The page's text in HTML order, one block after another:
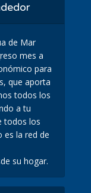
de Mar
mes a
para
que aporta
todos los
a tu
todos los
es la red de
su hogar.